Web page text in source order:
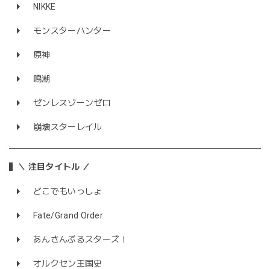
NIKKE
モンスターハンター
原神
鳴潮
ゼンレスゾーンゼロ
崩壊スターレイル
＼ 注目タイトル ／
どこでもいっしょ
Fate/Grand Order
あんさんぶるスターズ！
オルクセン王国史